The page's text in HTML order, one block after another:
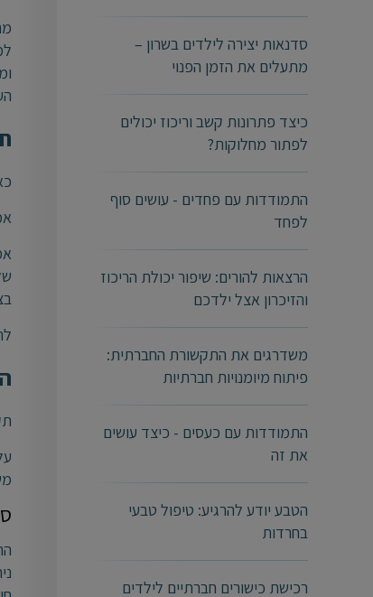
סדנאות יצירה לילדים בשרון –
מתעלים את הזמן הפנוי
כיצד פתרונות קשב וריכוז יכולים
לפתור מחלוקות?
התמודדות עם פחדים - עושים סוף
לפחד
הרצאות להורים: שיפור יכולת הריכוז
והזיכרון אצל ילדכם
משדרגים את התקשורת החברתית:
פיתוח מיומנויות חברתיות
התמודדות עם כעסים - כיצד עושים
את זה
הטבע יודע להרגיע: טיפול טבעי
בחרדות
רכישת כישורים חברתיים לילדים